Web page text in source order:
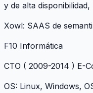
y de alta
Xowl: SAAS de
F10 Informática
CTO ( 2009-2014 ) E-
OS: Linux, Windows,